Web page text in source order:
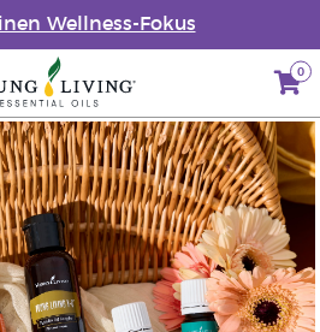
Wellness-Fokus
0